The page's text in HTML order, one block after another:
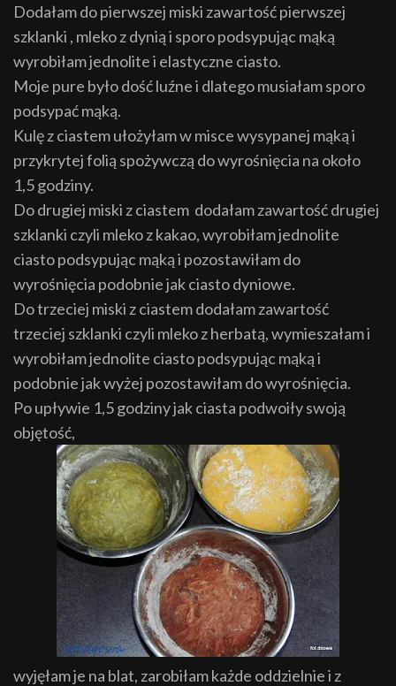
Dodałam do pierwszej miski zawartość pierwszej
szklanki , mleko z dynią i sporo podsypując mąką
wyrobiłam jednolite i elastyczne ciasto.
Moje pure było dość luźne i dlatego musiałam sporo
podsypać mąką.
Kulę z ciastem ułożyłam w misce wysypanej mąką i
przykrytej folią spożywczą do wyrośnięcia na około
1,5 godziny.
Do drugiej miski z ciastem dodałam zawartość drugiej
szklanki czyli mleko z kakao, wyrobiłam jednolite
ciasto podsypując mąką i pozostawiłam do
wyrośnięcia podobnie jak ciasto dyniowe.
Do trzeciej miski z ciastem dodałam zawartość
trzeciej szklanki czyli mleko z herbatą, wymieszałam i
wyrobiłam jednolite ciasto podsypując mąką i
podobnie jak wyżej pozostawiłam do wyrośnięcia.
Po upływie 1,5 godziny jak ciasta podwoiły swoją
objętość,
wyjęłam je na blat, zarobiłam każde oddzielnie i z